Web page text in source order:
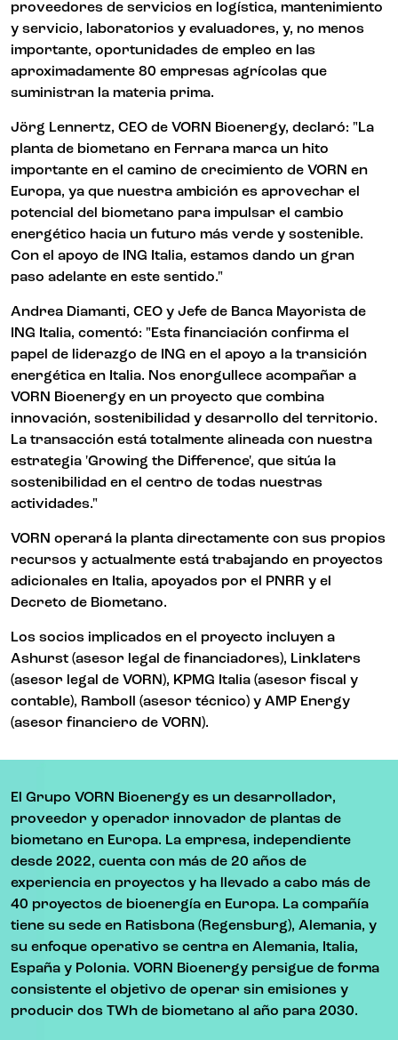
proveedores de servicios en logística, mantenimiento
y servicio, laboratorios y evaluadores, y, no menos
importante, oportunidades de empleo en las
aproximadamente 80 empresas agrícolas que
suministran la materia prima.
Jörg Lennertz, CEO de VORN Bioenergy, declaró: "La
planta de biometano en Ferrara marca un hito
importante en el camino de crecimiento de VORN en
Europa, ya que nuestra ambición es aprovechar el
potencial del biometano para impulsar el cambio
energético hacia un futuro más verde y sostenible.
Con el apoyo de ING Italia, estamos dando un gran
paso adelante en este sentido."
Andrea Diamanti, CEO y Jefe de Banca Mayorista de
ING Italia, comentó: "Esta financiación confirma el
papel de liderazgo de ING en el apoyo a la transición
energética en Italia. Nos enorgullece acompañar a
VORN Bioenergy en un proyecto que combina
innovación, sostenibilidad y desarrollo del territorio.
La transacción está totalmente alineada con nuestra
estrategia 'Growing the Difference', que sitúa la
sostenibilidad en el centro de todas nuestras
actividades."
VORN operará la planta directamente con sus propios
recursos y actualmente está trabajando en proyectos
adicionales en Italia, apoyados por el PNRR y el
Decreto de Biometano.
Los socios implicados en el proyecto incluyen a
Ashurst (asesor legal de financiadores), Linklaters
(asesor legal de VORN), KPMG Italia (asesor fiscal y
contable), Ramboll (asesor técnico) y AMP Energy
(asesor financiero de VORN).
El Grupo VORN Bioenergy es un desarrollador,
proveedor y operador innovador de plantas de
biometano en Europa. La empresa, independiente
desde 2022, cuenta con más de 20 años de
experiencia en proyectos y ha llevado a cabo más de
40 proyectos de bioenergía en Europa. La compañía
tiene su sede en Ratisbona (Regensburg), Alemania, y
su enfoque operativo se centra en Alemania, Italia,
España y Polonia. VORN Bioenergy persigue de forma
consistente el objetivo de operar sin emisiones y
producir dos TWh de biometano al año para 2030.